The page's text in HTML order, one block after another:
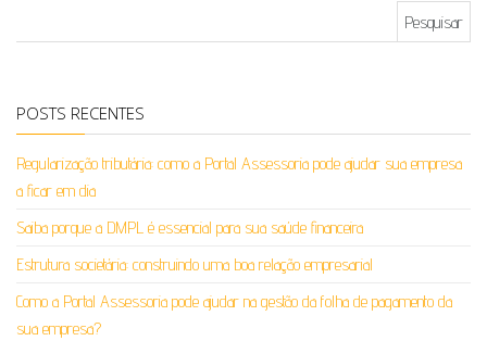
POSTS RECENTES
Regularização tributária: como a Portal Assessoria pode ajudar sua empresa
a ficar em dia
Saiba porque a DMPL é essencial para sua saúde financeira
Estrutura societária: construindo uma boa relação empresarial
Como a Portal Assessoria pode ajudar na gestão da folha de pagamento da
sua empresa?